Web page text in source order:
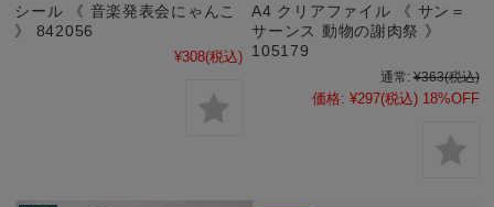
シール 《 音楽発表会にゃんこ
》 842056
¥308(税込)
A4 クリアファイル 《 サン＝
サーンス 動物の謝肉祭 》
105179
通常: ¥363(税込)
価格: ¥297(税込) 18%OFF